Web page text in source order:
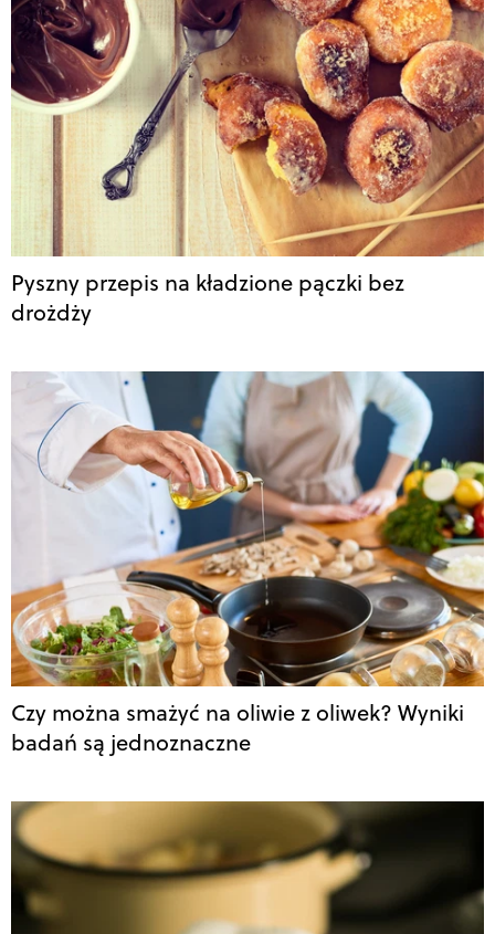
Pyszny przepis na kładzione pączki bez
drożdży
Czy można smażyć na oliwie z oliwek? Wyniki
badań są jednoznaczne